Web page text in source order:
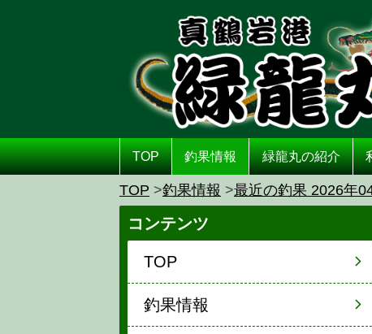
TOP 釣果情報 緑龍丸の紹介
TOP 釣果情報 最近の釣果 2026年
コンテンツ
TOP
釣果情報